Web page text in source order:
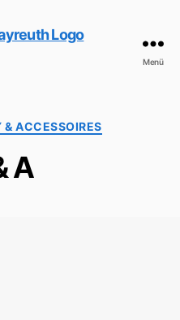
Menü
& ACCESSOIRES
A